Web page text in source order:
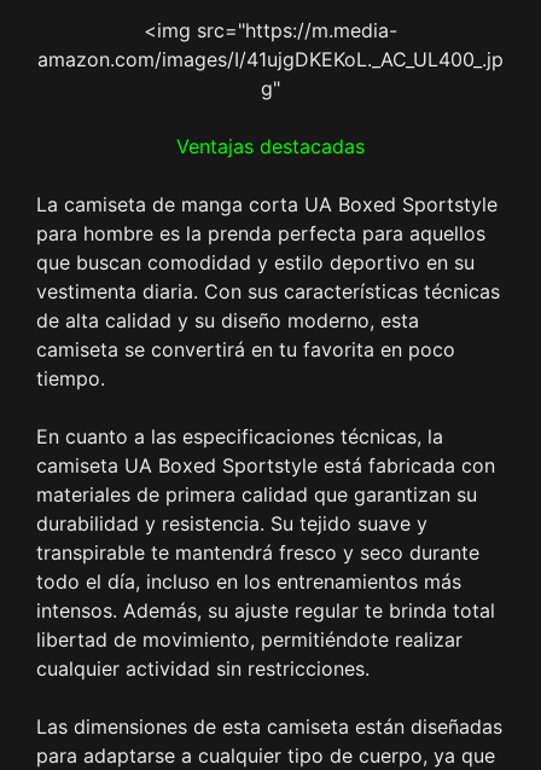
<img src="https://m.media-
amazon.com/images/I/41ujgDKEKoL._AC_UL400_.jp
g"
Ventajas destacadas
La camiseta de manga corta UA Boxed Sportstyle
para hombre es la prenda perfecta para aquellos
que buscan comodidad y estilo deportivo en su
vestimenta diaria. Con sus características técnicas
de alta calidad y su diseño moderno, esta
camiseta se convertirá en tu favorita en poco
tiempo.
En cuanto a las especificaciones técnicas, la
camiseta UA Boxed Sportstyle está fabricada con
materiales de primera calidad que garantizan su
durabilidad y resistencia. Su tejido suave y
transpirable te mantendrá fresco y seco durante
todo el día, incluso en los entrenamientos más
intensos. Además, su ajuste regular te brinda total
libertad de movimiento, permitiéndote realizar
cualquier actividad sin restricciones.
Las dimensiones de esta camiseta están diseñadas
para adaptarse a cualquier tipo de cuerpo, ya que